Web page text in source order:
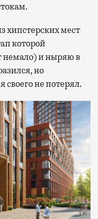
хипстерских мест
которой
немало) и ныряю в
но
своего не потерял.